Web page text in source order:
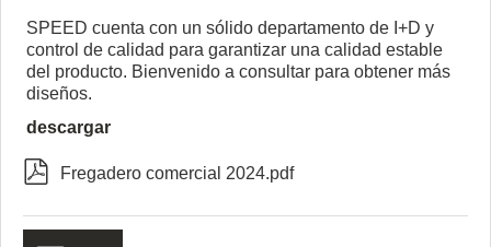
SPEED cuenta con un sólido departamento de I+D y
control de calidad para garantizar una calidad estable
del producto. Bienvenido a consultar para obtener más
diseños.
descargar
 Fregadero comercial 2024.pdf